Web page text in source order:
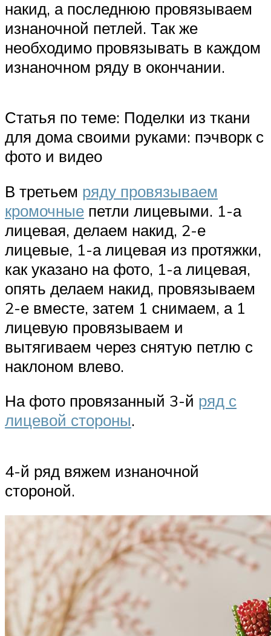
накид, а последнюю провязываем
изнаночной петлей. Так же
необходимо провязывать в каждом
изнаночном ряду в окончании.
Статья по теме: Поделки из ткани
для дома своими руками: пэчворк с
фото и видео
В третьем ряду провязываем
кромочные петли лицевыми. 1-а
лицевая, делаем накид, 2-е
лицевые, 1-а лицевая из протяжки,
как указано на фото, 1-а лицевая,
опять делаем накид, провязываем
2-е вместе, затем 1 снимаем, а 1
лицевую провязываем и
вытягиваем через снятую петлю с
наклоном влево.
На фото провязанный 3-й ряд с
лицевой стороны.
4-й ряд вяжем изнаночной
стороной.